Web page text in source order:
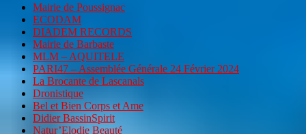
Mairie de Poussignac
ECODAM
DIADEM RECORDS
Mairie de Barbaste
MLM – AQUITELE
PARI47 – Assemblée Générale 24 Février 2024
La Brocante de Lascanals
Dronistique
Bel et Bien Corps et Ame
Didier BassinSpirit
Natur’Elodie Beauté